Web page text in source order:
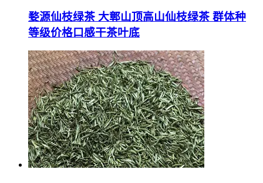
婺源仙枝绿茶 大鄣山顶高山仙枝绿茶 群体种
等级价格口感干茶叶底